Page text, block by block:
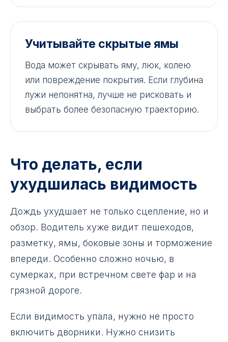
Учитывайте скрытые ямы
Вода может скрывать яму, люк, колею
или повреждение покрытия. Если глубина
лужи непонятна, лучше не рисковать и
выбрать более безопасную траекторию.
Что делать, если
ухудшилась видимость
Дождь ухудшает не только сцепление, но и
обзор. Водитель хуже видит пешеходов,
разметку, ямы, боковые зоны и торможение
впереди. Особенно сложно ночью, в
сумерках, при встречном свете фар и на
грязной дороге.
Если видимость упала, нужно не просто
включить дворники. Нужно снизить